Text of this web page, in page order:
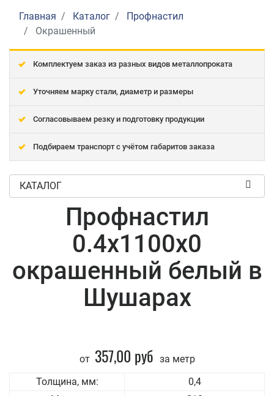
Главная Каталог
Профнастил
Окрашенный
Комплектуем заказ из разных видов металлопроката
Уточняем марку стали, диаметр и размеры
Согласовываем резку и подготовку продукции
Подбираем транспорт с учётом габаритов заказа
КАТАЛОГ
Профнастил
0.4x1100x0
окрашенный белый в
Шушарах
от 357,00 руб за метр
Толщина, мм:
0,4